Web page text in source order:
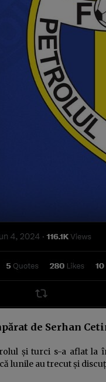
de Serhan
și turci s-a aflat la
lunile au trecut și